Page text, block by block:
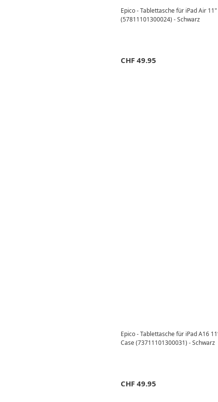
Epico - Tablettasche für iPad Air
(57811101300024) - Schwarz
CHF 49.95
Epico - Tablettasche für iPad A16
Case (73711101300031) - Schwarz
CHF 49.95